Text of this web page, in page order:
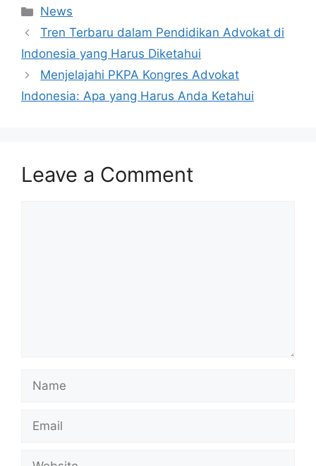
Categories
News
Tren Terbaru dalam Pendidikan Advokat di
Indonesia yang Harus Diketahui
Menjelajahi PKPA Kongres Advokat
Indonesia: Apa yang Harus Anda Ketahui
Leave a Comment
Name
Email
Website